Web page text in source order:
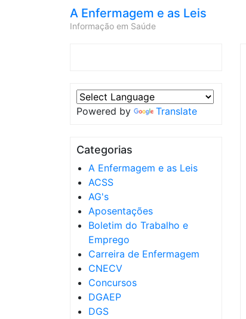
A Enfermagem e as Leis
Informação em Saúde
Powered by Translate
Categorias
A Enfermagem e as Leis
ACSS
AG's
Aposentações
Boletim do Trabalho e
Emprego
Carreira de Enfermagem
CNECV
Concursos
DGAEP
DGS